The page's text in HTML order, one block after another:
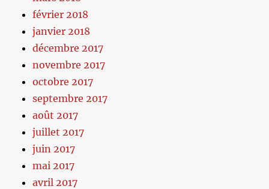
février 2018
janvier 2018
décembre 2017
novembre 2017
octobre 2017
septembre 2017
août 2017
juillet 2017
juin 2017
mai 2017
avril 2017